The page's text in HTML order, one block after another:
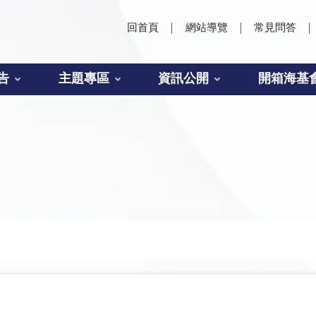
回首頁 網站導覽 常見問答
主題專區 資訊公開 開箱海基